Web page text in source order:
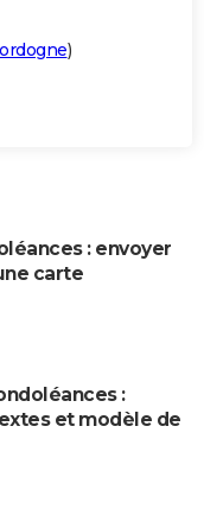
)
: envoyer
carte
:
et modèle de